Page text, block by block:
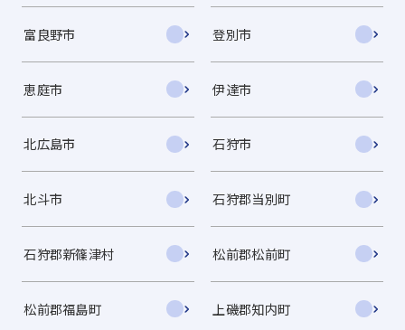
富良野市 登別市
恵庭市 伊達市
北広島市 石狩市
北斗市 石狩郡当別町
石狩郡新篠津村 松前郡松前町
松前郡福島町 上磯郡知内町